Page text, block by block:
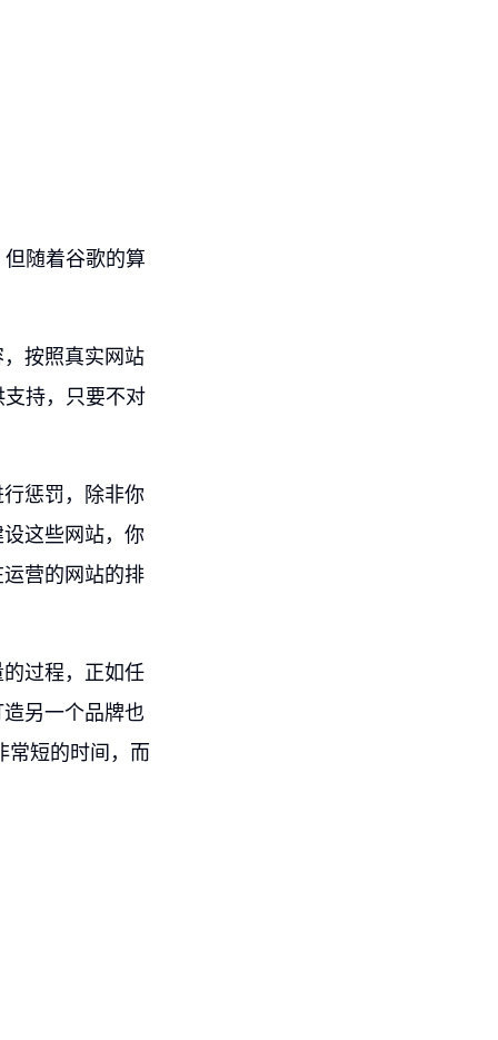
随着谷歌的算
按照真实网站
持，只要不对
惩罚，除非你
这些网站，你
营的网站的排
过程，正如任
另一个品牌也
常短的时间，而